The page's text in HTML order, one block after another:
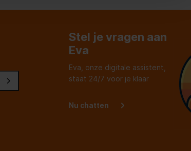
voor deze jongeman.
Stel je vragen aan
Eva
Eva, onze digitale assistent,
staat 24/7 voor je klaar
Nu chatten